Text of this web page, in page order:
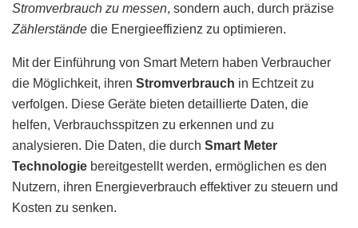
Stromverbrauch zu messen, sondern auch, durch präzise
Zählerstände die Energieeffizienz zu optimieren.
Mit der Einführung von Smart Metern haben Verbraucher
die Möglichkeit, ihren Stromverbrauch in Echtzeit zu
verfolgen. Diese Geräte bieten detaillierte Daten, die
helfen, Verbrauchsspitzen zu erkennen und zu
analysieren. Die Daten, die durch Smart Meter
Technologie bereitgestellt werden, ermöglichen es den
Nutzern, ihren Energieverbrauch effektiver zu steuern und
Kosten zu senken.